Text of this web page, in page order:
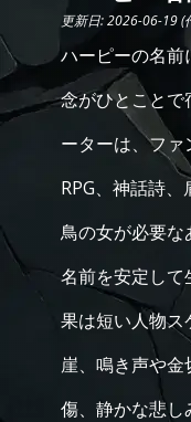
更新日: 2026-06-19
ハーピーの名
念がひとこと
ーターは、フ
RPG、神話詩
鳥の女が必要な
名前を安定し
果は短い人物ス
崖、鳴き声や
傷、静かな悲